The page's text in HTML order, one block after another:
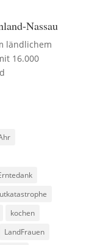
Nassau
ländlichem
16.000
kochen
LandFrauen